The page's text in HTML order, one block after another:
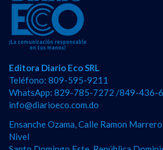
Editora Diario Eco SRL
Teléfono: 809-595-9211
WhatsApp: 829-785-7272 /849-436-
info@diarioeco.com.do
Ensanche Ozama, Calle Ramon
Nivel